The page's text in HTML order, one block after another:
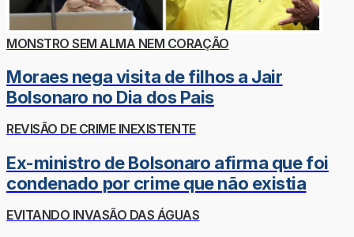
MONSTRO SEM ALMA NEM CORAÇÃO
Moraes nega visita de filhos a Jair
Bolsonaro no Dia dos Pais
REVISÃO DE CRIME INEXISTENTE
Ex-ministro de Bolsonaro afirma que foi
condenado por crime que não existia
EVITANDO INVASÃO DAS ÁGUAS